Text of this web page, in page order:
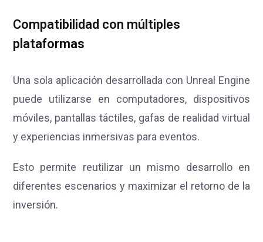
Compatibilidad con múltiples
plataformas
Una sola aplicación desarrollada con Unreal Engine
puede utilizarse en computadores, dispositivos
móviles, pantallas táctiles, gafas de realidad virtual
y experiencias inmersivas para eventos.
Esto permite reutilizar un mismo desarrollo en
diferentes escenarios y maximizar el retorno de la
inversión.